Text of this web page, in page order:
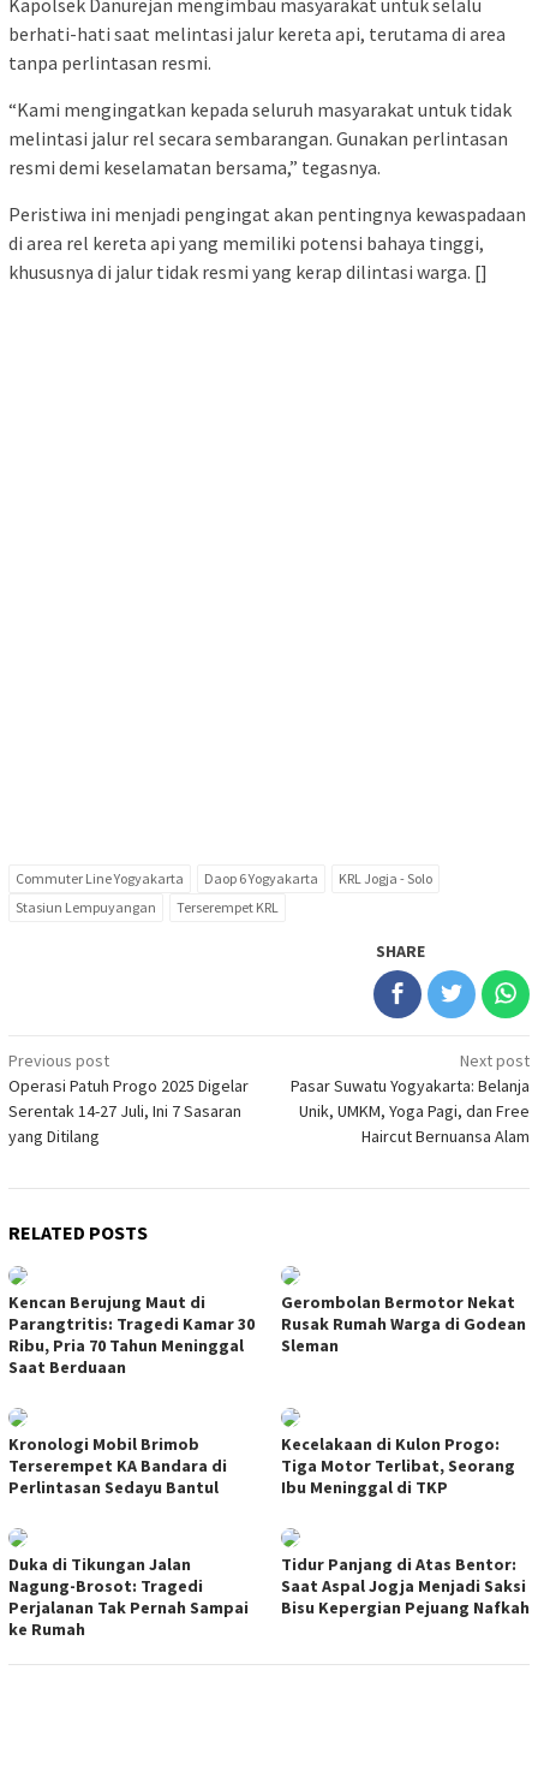
berhati-hati saat melintasi jalur kereta api, terutama di area
tanpa perlintasan resmi.
“Kami mengingatkan kepada seluruh masyarakat untuk tidak
melintasi jalur rel secara sembarangan. Gunakan perlintasan
resmi demi keselamatan bersama,” tegasnya.
Peristiwa ini menjadi pengingat akan pentingnya kewaspadaan
di area rel kereta api yang memiliki potensi bahaya tinggi,
khususnya di jalur tidak resmi yang kerap dilintasi warga. []
Commuter Line Yogyakarta Daop 6 Yogyakarta
KRL Jogja - Solo
Stasiun Lempuyangan
Terserempet KRL
SHARE
Post
navigation
Previous post
Operasi Patuh Progo 2025 Digelar
Serentak 14-27 Juli, Ini 7 Sasaran
yang Ditilang
Next post
Pasar Suwatu Yogyakarta: Belanja
Unik, UMKM, Yoga Pagi, dan Free
Haircut Bernuansa Alam
RELATED POSTS
Kencan Berujung Maut di
Parangtritis: Tragedi Kamar 30
Ribu, Pria 70 Tahun Meninggal
Saat Berduaan
Gerombolan Bermotor Nekat
Rusak Rumah Warga di Godean
Sleman
Kronologi Mobil Brimob
Terserempet KA Bandara di
Perlintasan Sedayu Bantul
Kecelakaan di Kulon Progo:
Tiga Motor Terlibat, Seorang
Ibu Meninggal di TKP
Duka di Tikungan Jalan
Nagung-Brosot: Tragedi
Perjalanan Tak Pernah Sampai
ke Rumah
Tidur Panjang di Atas Bentor:
Saat Aspal Jogja Menjadi Saksi
Bisu Kepergian Pejuang Nafkah